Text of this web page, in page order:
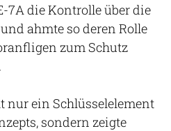
7A die Kontrolle über die
ahmte so deren Rolle
zum Schutz
nur ein Schlüsselelement
sondern zeigte